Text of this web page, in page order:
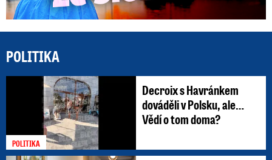
POLITIKA
POLITIKA
Decroix s Havránkem
dováděli v Polsku, ale…
Vědí o tom doma?